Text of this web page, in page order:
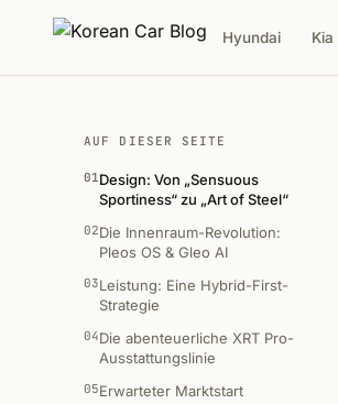
Hyundai Kia
AUF DIESER SEITE
01Design: Von „Sensuous
Sportiness“ zu „Art of Steel“
02Die Innenraum-Revolution:
Pleos OS & Gleo AI
03Leistung: Eine Hybrid-First-
Strategie
04Die abenteuerliche XRT Pro-
Ausstattungslinie
05Erwarteter Marktstart